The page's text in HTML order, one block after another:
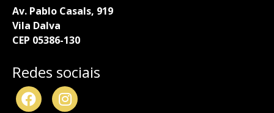
Av. Pablo Casals, 919
Vila Dalva
CEP 05386-130
Redes sociais